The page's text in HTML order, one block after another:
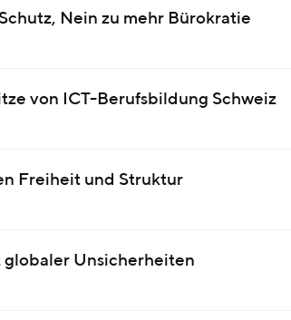
Nein zu mehr Bürokratie
von ICT-Berufsbildung Schweiz
Freiheit und Struktur
globaler Unsicherheiten